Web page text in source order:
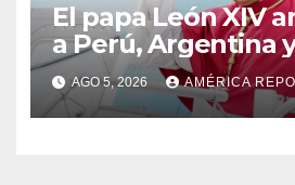
El papa León XIV
a Perú, Argentina
en noviembre
AGO 5, 2026 AMÉRICA